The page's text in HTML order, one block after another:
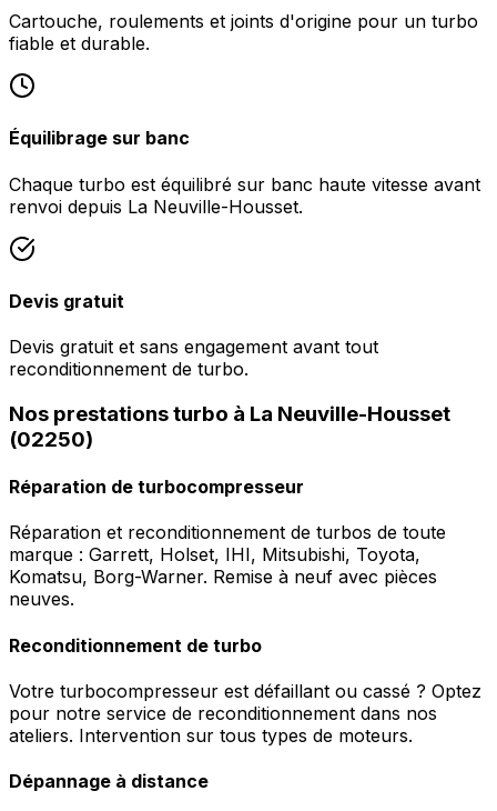
Cartouche, roulements et joints d'origine pour un turbo
fiable et durable.
Équilibrage sur banc
Chaque turbo est équilibré sur banc haute vitesse avant
renvoi depuis La Neuville-Housset.
Devis gratuit
Devis gratuit et sans engagement avant tout
reconditionnement de turbo.
Nos prestations turbo à La Neuville-Housset
(02250)
Réparation de turbocompresseur
Réparation et reconditionnement de turbos de toute
marque : Garrett, Holset, IHI, Mitsubishi, Toyota,
Komatsu, Borg-Warner. Remise à neuf avec pièces
neuves.
Reconditionnement de turbo
Votre turbocompresseur est défaillant ou cassé ? Optez
pour notre service de reconditionnement dans nos
ateliers. Intervention sur tous types de moteurs.
Dépannage à distance